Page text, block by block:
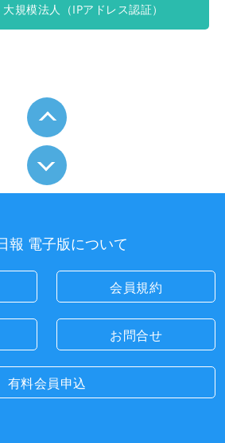
規模法人（IPアドレス認証）
報 電子版について
会員規約
お問合せ
有料会員申込